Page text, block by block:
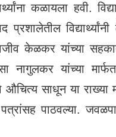
कळायला हवी.
प्रशालेतील
केळकर यांच्या
नागुलकर यांच्या
साधून या राख्या
पाठवल्या.